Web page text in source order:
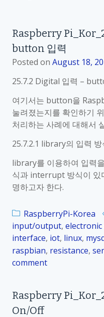
Raspberry
button 입력
Posted on August 18,
25.7.2 Digital 입력 –
여기서는 button을
눌려졌는지를 확인하기
처리하는 사례에 대해서
25.7.2.1 library의 입력 방
library를 이용하여 입력
식과 interrupt 방식이 있
명하고자 한다.
RaspberryPi-Korea
input/output,
interface, iot, linux,
raspbian, resistance,
comment
a
Raspberry
On/Off